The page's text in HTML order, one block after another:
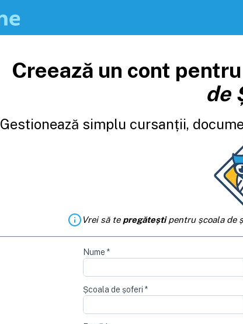
Creează un cont
de
Gestionează simplu cursanții,
Vrei să te pregăteștipentru școala de
Nume *
Școala de șoferi *